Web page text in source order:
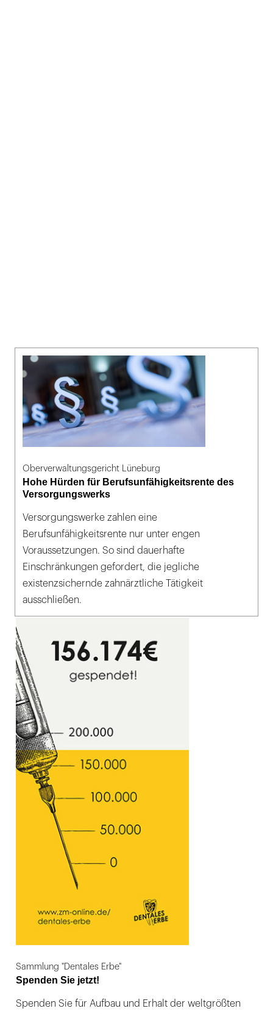
Oberverwaltungsgericht Lüneburg
Hohe Hürden für Berufsunfähigkeitsrente des
Versorgungswerks
Versorgungswerke zahlen eine
Berufsunfähigkeitsrente nur unter engen
Voraussetzungen. So sind dauerhafte
Einschränkungen gefordert, die jegliche
existenzsichernde zahnärztliche Tätigkeit
ausschließen.
Sammlung "Dentales Erbe"
Spenden Sie jetzt!
Spenden Sie für Aufbau und Erhalt der weltgrößten